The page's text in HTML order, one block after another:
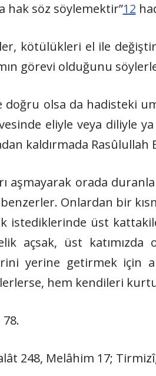
hak söz söylemektir”12
kötülükleri el ile
görevi olduğunu
olsa da hadisteki
eliyle veya diliyle
kaldırmada
aşmayarak orada
Onlardan bir
istediklerinde üst
açsak, üst
yerine getirmek için
hem kendileri
Melâhim 17; Tirmizî,